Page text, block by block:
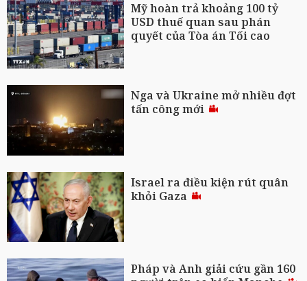
Mỹ hoàn trả khoảng 100 tỷ
USD thuế quan sau phán
quyết của Tòa án Tối cao
Nga và Ukraine mở nhiều đợt
tấn công mới
Israel ra điều kiện rút quân
khỏi Gaza
Pháp và Anh giải cứu gần 160